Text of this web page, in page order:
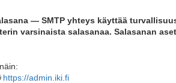
— SMTP yhteys käyttää
varsinaista salasanaa. Salasanan
https://admin.iki.fi